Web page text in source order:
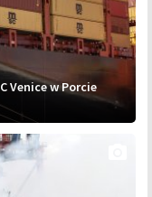
Venice w Porcie